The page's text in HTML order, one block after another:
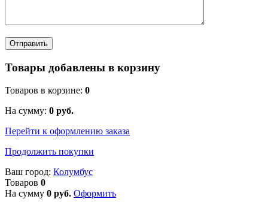
Товары добавлены в корзину
Товаров в корзине: 0
На сумму: 0 руб.
Перейти к оформлению заказа
Продолжить покупки
Ваш город: Колумбус
Товаров 0
На сумму 0 руб. Оформить